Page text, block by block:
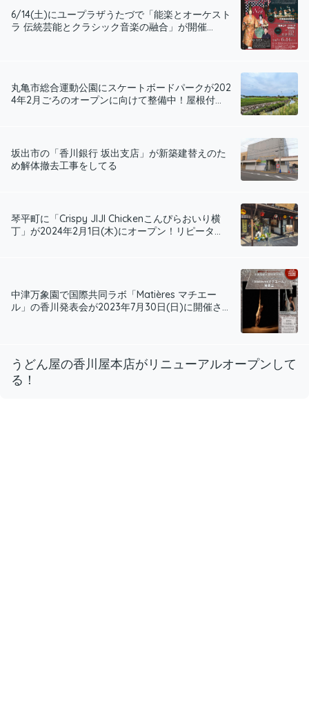
6/14(土)にユープラザうたづで「能楽とオーケスト
ラ 伝統芸能とクラシック音楽の融合」が開催...
丸亀市総合運動公園にスケートボードパークが202
4年2月ごろのオープンに向けて整備中！屋根付...
坂出市の「香川銀行 坂出支店」が新築建替えのた
め解体撤去工事をしてる
琴平町に「Crispy JlJI Chickenこんぴらおいり横
丁」が2024年2月1日(木)にオープン！リピータ...
中津万象園で国際共同ラボ「Matières マチエー
ル」の香川発表会が2023年7月30日(日)に開催さ...
うどん屋の香川屋本店がリニューアルオープンして
る！